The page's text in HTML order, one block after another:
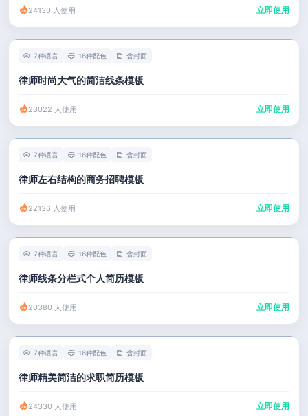
24130 人使用 立即使用
7种语言 16种配色 含封面
律师时尚大气的简洁线条模板
23022 人使用 立即使用
7种语言 16种配色 含封面
律师左右结构的商务招聘模板
22136 人使用 立即使用
7种语言 16种配色 含封面
律师线条分栏式个人简历模板
20380 人使用 立即使用
7种语言 16种配色 含封面
律师精美简洁的求职简历模板
24330 人使用 立即使用